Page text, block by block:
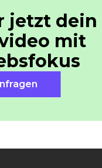
jetzt dein
mit